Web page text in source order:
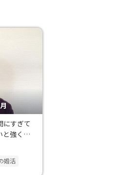
にすぎて
と強く思
婚活